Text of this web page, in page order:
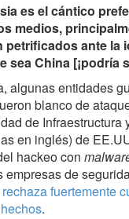
es el cántico
medios,
petrificados ante la
sea China [¡podría
algunas entidades
blanco de
de Infraestructura
en inglés) de
hackeo con
empresas de
fuertemente
.